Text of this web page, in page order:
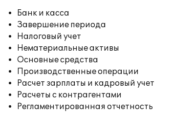
Банк и касса
Завершение периода
Налоговый учет
Нематериальные активы
Основные средства
Производственные операции
Расчет зарплаты и кадровый учет
Расчеты с контрагентами
Регламентированная отчетность